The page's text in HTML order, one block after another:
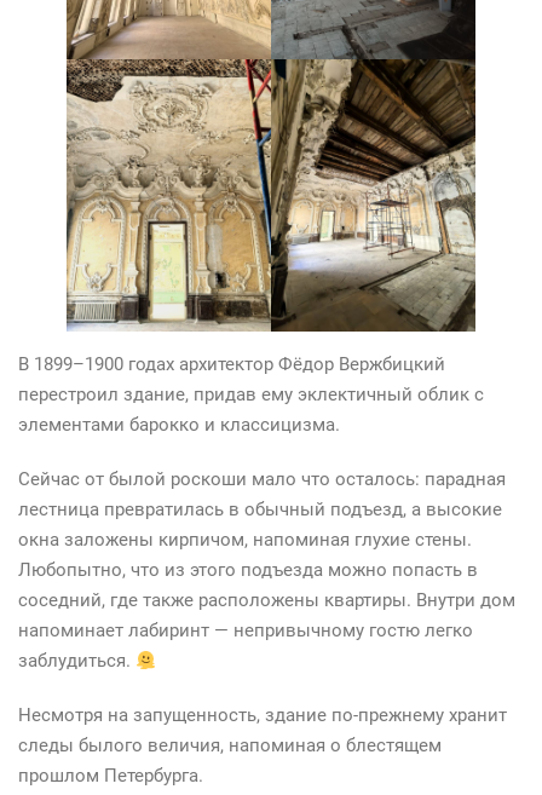
В 1899–1900 годах архитектор Фёдор Вержбицкий
перестроил здание, придав ему эклектичный облик с
элементами барокко и классицизма.
Сейчас от былой роскоши мало что осталось: парадная
лестница превратилась в обычный подъезд, а высокие
окна заложены кирпичом, напоминая глухие стены.
Любопытно, что из этого подъезда можно попасть в
соседний, где также расположены квартиры. Внутри дом
напоминает лабиринт — непривычному гостю легко
заблудиться.
Несмотря на запущенность, здание по-прежнему хранит
следы былого величия, напоминая о блестящем
прошлом Петербурга.